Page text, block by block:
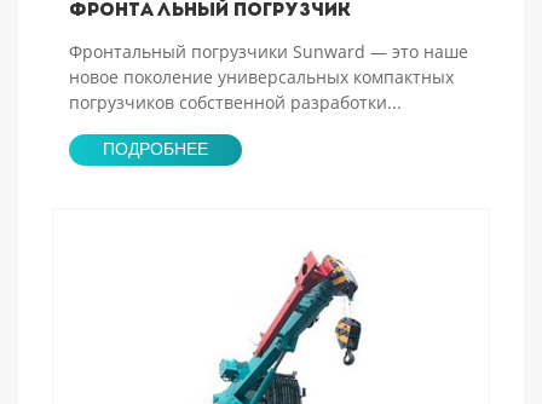
Фронтальный погрузчик
Фронтальный погрузчики Sunward — это наше
новое поколение универсальных компактных
погрузчиков собственной разработки...
ПОДРОБНЕЕ